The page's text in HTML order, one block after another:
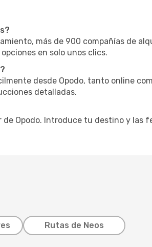
más de 900 compañías de
en solo unos clics.
desde Opodo, tanto online
detalladas.
Opodo. Introduce tu destino y las
Rutas de Neos